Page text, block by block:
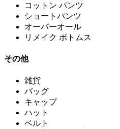
コットン パンツ
ショートパンツ
オーバーオール
リメイク ボトムス
その他
雑貨
バッグ
キャップ
ハット
ベルト